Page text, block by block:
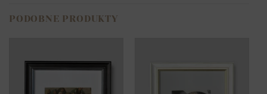
PODOBNE PRODUKTY